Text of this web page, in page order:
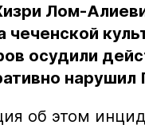
Лом-
чеченской
осудили
об этом